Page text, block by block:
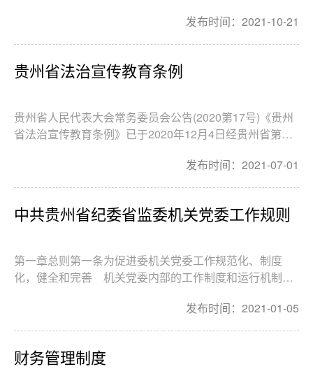
监委委务会议原则上每周召开1次，如遇重要情况可随时
召开，会议召开的时间及议题，除特殊情况外，应提前1
发布时间：2021-10-21
贵州省法治宣传教育条例
贵州省人民代表大会常务委员会公告(2020第17号)《贵州
省法治宣传教育条例》已于2020年12月4日经贵州省第十
公布，自2021年3月1日起施行。贵州省人民代表大会常务
委员会2020年12月4日贵州...
发布时间：2021-07-01
中共贵州省纪委省监委机关党委工作规则
第一章总则第一条为促进委机关党委工作规范化、制度
化，健全和完善 机关党委内部的工作制度和运行机制，
层组织工作条例》和党内有关规定，结合我委实际，制定
本规则。第二条委机关党委工作的指导思想是：高举中
发布时间：2021-01-05
财务管理制度